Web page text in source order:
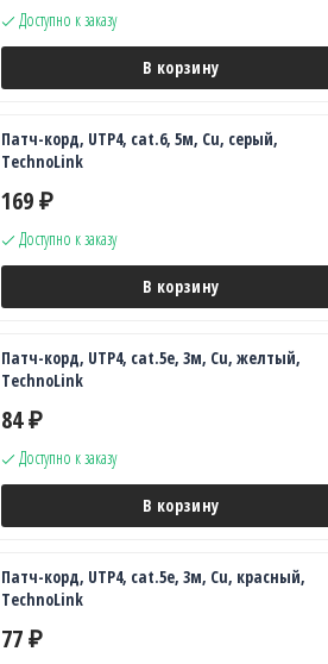
Доступно к заказу
В корзину
Патч-корд, UTP4, cat.6, 5м, Сu, серый,
TechnoLink
169 ₽
Доступно к заказу
В корзину
Патч-корд, UTP4, cat.5e, 3м, Сu, желтый,
TechnoLink
84 ₽
Доступно к заказу
В корзину
Патч-корд, UTP4, cat.5e, 3м, Сu, красный,
TechnoLink
77 ₽